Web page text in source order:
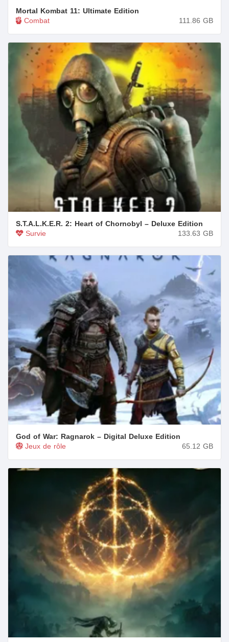
Mortal Kombat 11: Ultimate Edition
Combat 111.86 GB
S.T.A.L.K.E.R. 2: Heart of Chornobyl – Deluxe Edition
Survie 133.63 GB
God of War: Ragnarok – Digital Deluxe Edition
Jeux de rôle 65.12 GB